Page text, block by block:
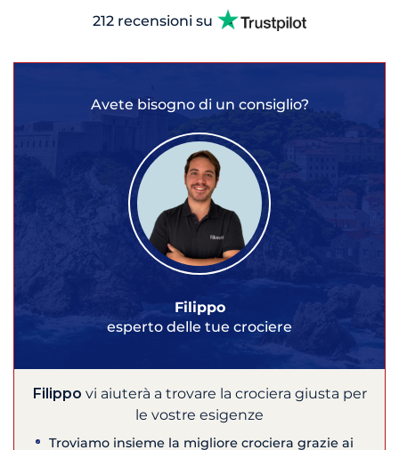
212 recensioni su
Avete bisogno di un consiglio?
Filippo
esperto delle tue crociere
Filippo vi aiuterà a trovare la crociera giusta per
le vostre esigenze
Troviamo insieme la migliore crociera grazie ai